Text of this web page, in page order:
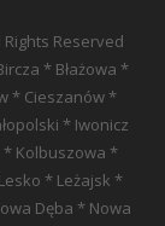
Reserved
* Błażowa *
* Cieszanów *
* Iwonicz
* Kolbuszowa *
* Leżajsk *
Dęba * Nowa